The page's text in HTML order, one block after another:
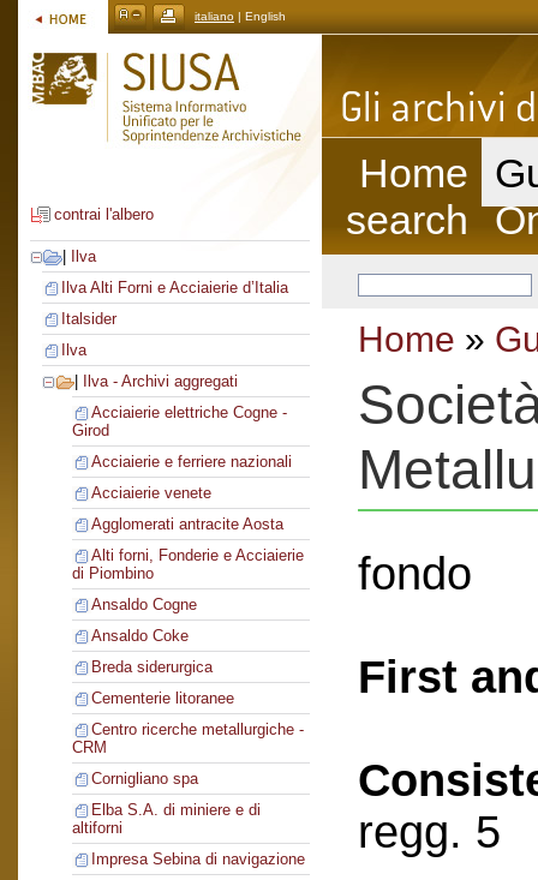
italiano | English
contrai l'albero
Ilva
Ilva Alti Forni e Acciaierie d’Italia
Italsider
Ilva
Ilva - Archivi aggregati
Acciaierie elettriche Cogne -
Girod
Acciaierie e ferriere nazionali
Acciaierie venete
Agglomerati antracite Aosta
Alti forni, Fonderie e Acciaierie
di Piombino
Ansaldo Cogne
Ansaldo Coke
Breda siderurgica
Cementerie litoranee
Centro ricerche metallurgiche -
CRM
Cornigliano spa
Elba S.A. di miniere e di
altiforni
Impresa Sebina di navigazione
Home
search
Home »
fondo
First
regg. 5